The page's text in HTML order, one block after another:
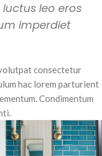
leo eros
imperdiet
consectetur
hac lorem parturient
Condimentum